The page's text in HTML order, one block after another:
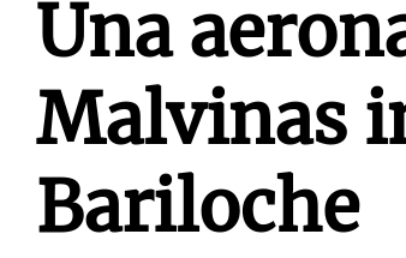
Una
Malvinas
Bariloche